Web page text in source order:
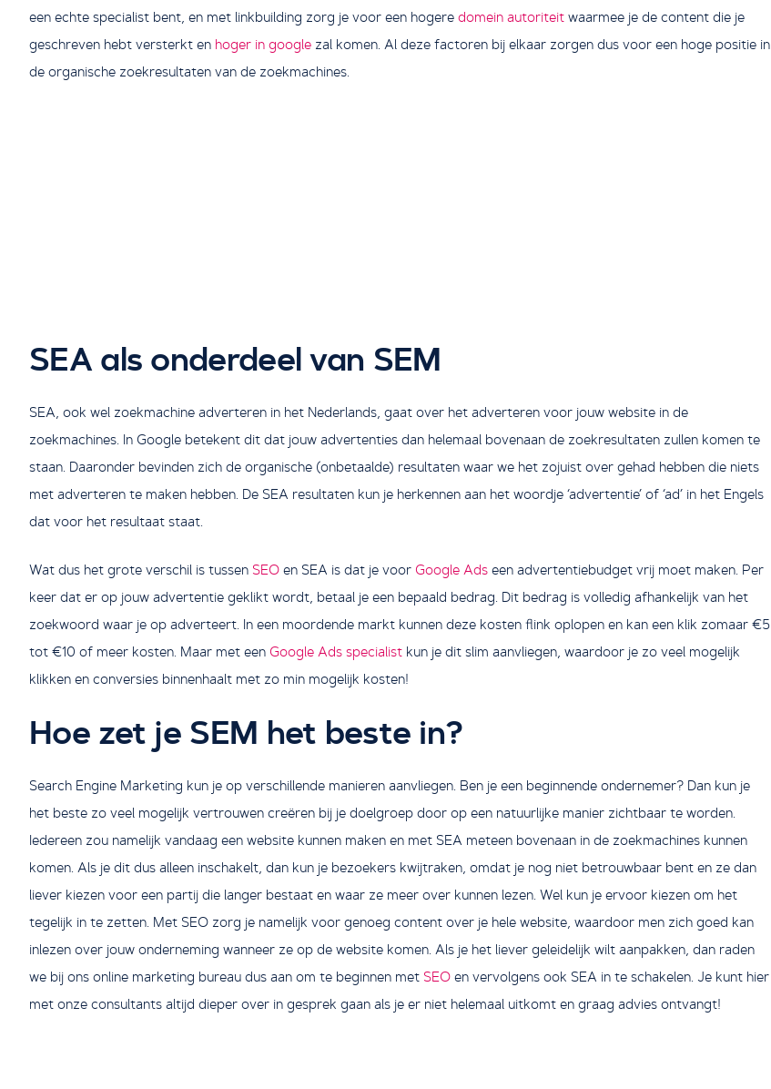
een echte specialist bent, en met linkbuilding zorg je voor een hogere domein autoriteit waarmee je de content die je
geschreven hebt versterkt en hoger in google zal komen. Al deze factoren bij elkaar zorgen dus voor een hoge positie in
de organische zoekresultaten van de zoekmachines.
SEA als onderdeel van SEM
SEA, ook wel zoekmachine adverteren in het Nederlands, gaat over het adverteren voor jouw website in de
zoekmachines. In Google betekent dit dat jouw advertenties dan helemaal bovenaan de zoekresultaten zullen komen te
staan. Daaronder bevinden zich de organische (onbetaalde) resultaten waar we het zojuist over gehad hebben die niets
met adverteren te maken hebben. De SEA resultaten kun je herkennen aan het woordje ‘advertentie’ of ‘ad’ in het Engels
dat voor het resultaat staat.
Wat dus het grote verschil is tussen SEO en SEA is dat je voor Google Ads een advertentiebudget vrij moet maken. Per
keer dat er op jouw advertentie geklikt wordt, betaal je een bepaald bedrag. Dit bedrag is volledig afhankelijk van het
zoekwoord waar je op adverteert. In een moordende markt kunnen deze kosten flink oplopen en kan een klik zomaar €5
tot €10 of meer kosten. Maar met een Google Ads specialist kun je dit slim aanvliegen, waardoor je zo veel mogelijk
klikken en conversies binnenhaalt met zo min mogelijk kosten!
Hoe zet je SEM het beste in?
Search Engine Marketing kun je op verschillende manieren aanvliegen. Ben je een beginnende ondernemer? Dan kun je
het beste zo veel mogelijk vertrouwen creëren bij je doelgroep door op een natuurlijke manier zichtbaar te worden.
Iedereen zou namelijk vandaag een website kunnen maken en met SEA meteen bovenaan in de zoekmachines kunnen
komen. Als je dit dus alleen inschakelt, dan kun je bezoekers kwijtraken, omdat je nog niet betrouwbaar bent en ze dan
liever kiezen voor een partij die langer bestaat en waar ze meer over kunnen lezen. Wel kun je ervoor kiezen om het
tegelijk in te zetten. Met SEO zorg je namelijk voor genoeg content over je hele website, waardoor men zich goed kan
inlezen over jouw onderneming wanneer ze op de website komen. Als je het liever geleidelijk wilt aanpakken, dan raden
we bij ons online marketing bureau dus aan om te beginnen met SEO en vervolgens ook SEA in te schakelen. Je kunt hier
met onze consultants altijd dieper over in gesprek gaan als je er niet helemaal uitkomt en graag advies ontvangt!